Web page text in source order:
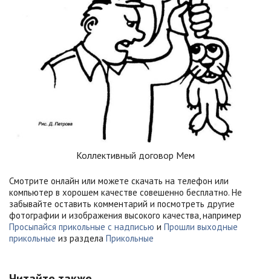
Коллективный договор Мем
Смотрите онлайн или можете скачать на телефон или
компьютер в хорошем качестве совешенно бесплатно. Не
забывайте оставить комментарий и посмотреть другие
фотографии и изображения высокого качества, например
Просыпайся прикольные с надписью и Прошли выходные
прикольные из раздела Прикольные